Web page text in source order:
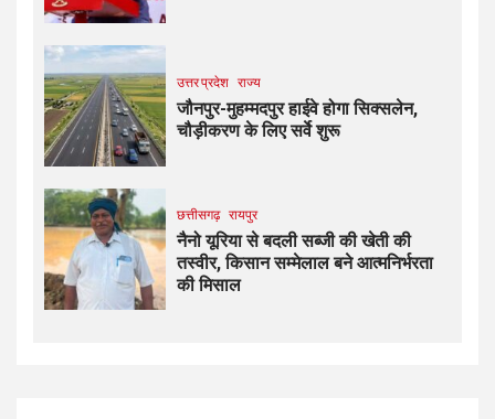
उत्तर प्रदेश राज्य
जौनपुर-मुहम्मदपुर हाईवे होगा सिक्सलेन,
चौड़ीकरण के लिए सर्वे शुरू
छत्तीसगढ़ रायपुर
नैनो यूरिया से बदली सब्जी की खेती की
तस्वीर, किसान सम्मेलाल बने आत्मनिर्भरता
की मिसाल